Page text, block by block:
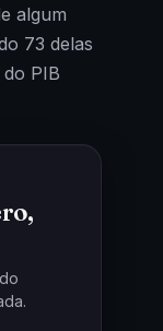
algum
73 delas
PIB
, do